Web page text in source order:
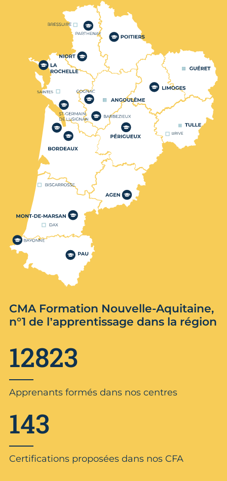
Nos centres de formation
CMA Formation Nouvelle-Aquitaine,
n°1 de l’apprentissage dans la région
12823
Apprenants formés dans nos centres
143
Certifications proposées dans nos CFA